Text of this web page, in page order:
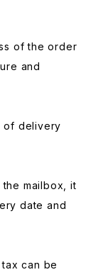
of the order
and
of delivery
mailbox, it
date and
can be